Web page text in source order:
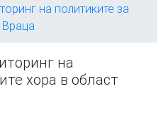
на политиките за
Враца
на
хора в област